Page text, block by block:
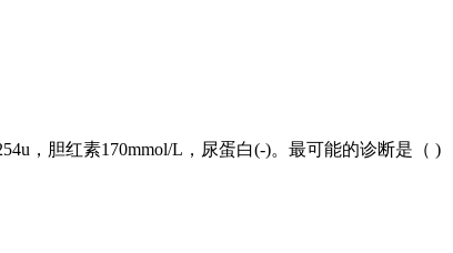
，胆红素170mmol/L，尿蛋白(-)。最可能的诊断是（ )